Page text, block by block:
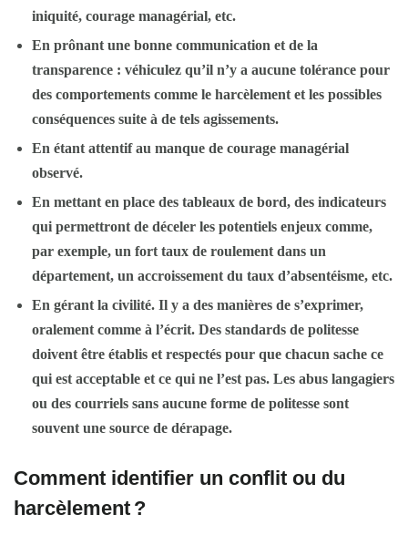
iniquité, courage managérial, etc.
En prônant une bonne communication et de la
transparence : véhiculez qu’il n’y a aucune tolérance pour
des comportements comme le harcèlement et les possibles
conséquences suite à de tels agissements.
En étant attentif au manque de courage managérial
observé.
En mettant en place des tableaux de bord, des indicateurs
qui permettront de déceler les potentiels enjeux comme,
par exemple, un fort taux de roulement dans un
département, un accroissement du taux d’absentéisme, etc.
En gérant la civilité. Il y a des manières de s’exprimer,
oralement comme à l’écrit. Des standards de politesse
doivent être établis et respectés pour que chacun sache ce
qui est acceptable et ce qui ne l’est pas. Les abus langagiers
ou des courriels sans aucune forme de politesse sont
souvent une source de dérapage.
Comment identifier un conflit ou du
harcèlement ?